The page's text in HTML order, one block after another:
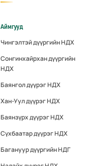
Аймгууд
Чингэлтэй дүүргийн НДХ
Сонгинхайрхан дүүргийн
НДХ
Баянгол дүүрэг НДХ
Хан-Уул дүүрэг НДХ
Баянзүрх дүүрэг НДХ
Сүхбаатар дүүрэг НДХ
Багануур дүүргийн НДГ